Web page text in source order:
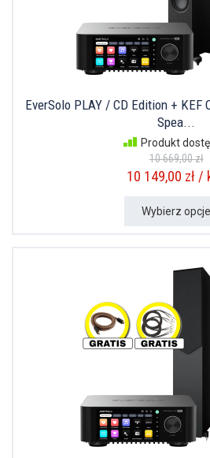
EverSolo PLAY / CD Edition + KEF
Spea...
Produkt
10 669,00 zł
10 149,00 zł /
Wybierz opcje